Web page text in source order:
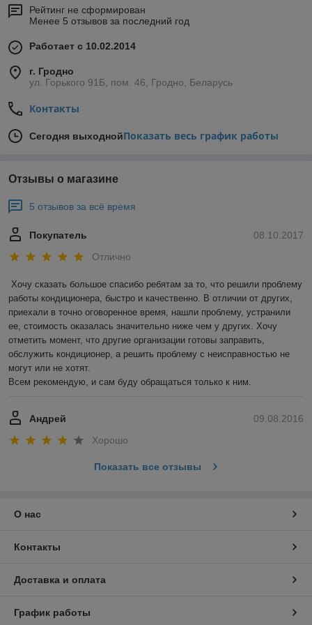
Рейтинг не сформирован
Менее 5 отзывов за последний год
Работает с 10.02.2014
г. Гродно
ул. Горького 91Б, пом. 46, Гродно, Беларусь
Контакты
Сегодня выходнойПоказать весь график работы
Отзывы о магазине
5 отзывов за всё время
08.10.2017
Покупатель
Отлично
Хочу сказать большое спасибо ребятам за то, что решили проблему
работы кондиционера, быстро и качественно. В отличии от других,
приехали в точно оговоренное время, нашли проблему, устранили
ее, стоимость оказалась значительно ниже чем у других. Хочу
отметить момент, что другие организации готовы заправить,
обслужить кондиционер, а решить проблему с неисправностью не
могут или не хотят.
Всем рекомендую, и сам буду обращаться только к ним.
09.08.2016
Андрей
Хорошо
Показать все отзывы
О нас
Контакты
Доставка и оплата
График работы